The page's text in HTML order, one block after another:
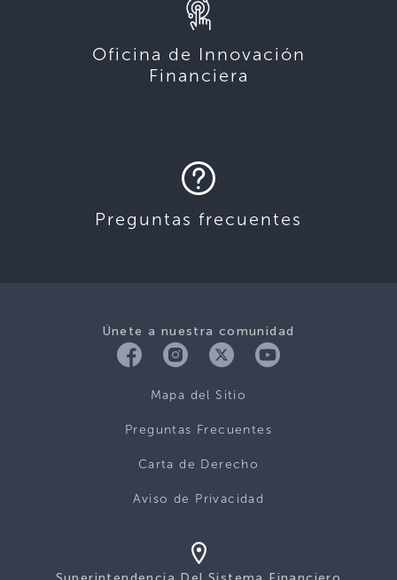
Oficina de Innovación
Financiera
Preguntas frecuentes
Únete a nuestra comunidad
Mapa del Sitio
Preguntas Frecuentes
Carta de Derecho
Aviso de Privacidad